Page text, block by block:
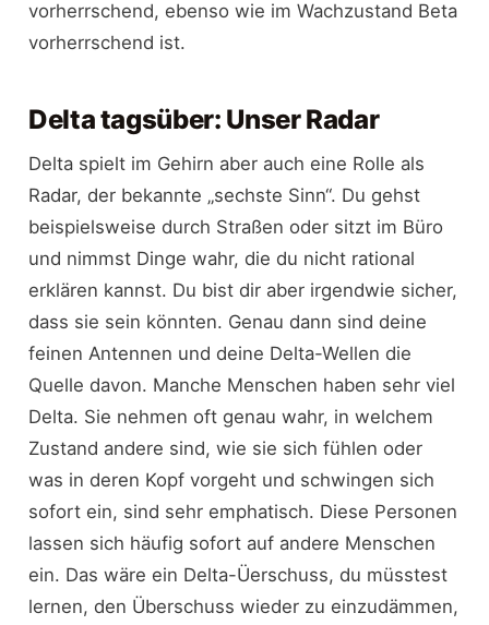
vorherrschend, ebenso wie im Wachzustand Beta
vorherrschend ist.
Delta tagsüber: Unser Radar
Delta spielt im Gehirn aber auch eine Rolle als
Radar, der bekannte „sechste Sinn“. Du gehst
beispielsweise durch Straßen oder sitzt im Büro
und nimmst Dinge wahr, die du nicht rational
erklären kannst. Du bist dir aber irgendwie sicher,
dass sie sein könnten. Genau dann sind deine
feinen Antennen und deine Delta-Wellen die
Quelle davon. Manche Menschen haben sehr viel
Delta. Sie nehmen oft genau wahr, in welchem
Zustand andere sind, wie sie sich fühlen oder
was in deren Kopf vorgeht und schwingen sich
sofort ein, sind sehr emphatisch. Diese Personen
lassen sich häufig sofort auf andere Menschen
ein. Das wäre ein Delta-Üerschuss, du müsstest
lernen, den Überschuss wieder zu einzudämmen,